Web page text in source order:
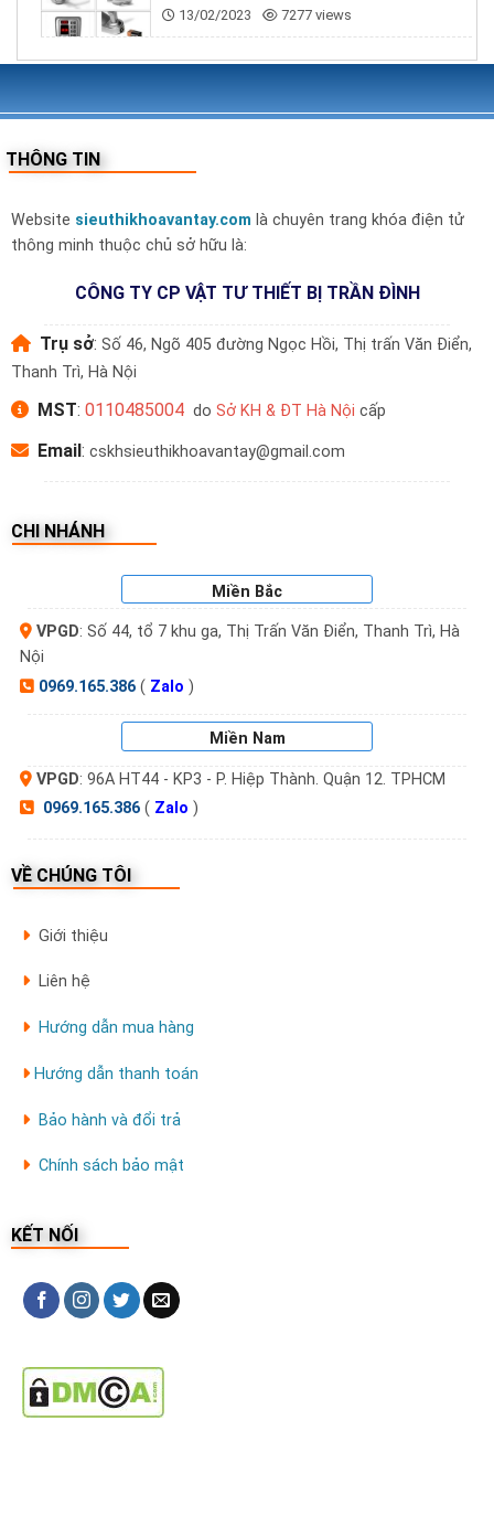
13/02/2023 7277 views
THÔNG TIN
Website sieuthikhoavantay.com là chuyên trang khóa điện tử
thông minh thuộc chủ sở hữu là:
CÔNG TY CP VẬT TƯ THIẾT BỊ TRẦN ĐÌNH
Trụ sở: Số 46, Ngõ 405 đường Ngọc Hồi, Thị trấn Văn Điển,
Thanh Trì, Hà Nội
MST: 0110485004do Sở KH & ĐT Hà Nội cấp
Email : cskhsieuthikhoavantay@gmail.com
CHI NHÁNH
Miền Bắc
VPGD: Số 44, tổ 7 khu ga, Thị Trấn Văn Điển, Thanh Trì, Hà
Nội
0969.165.386( Zalo )
Miền Nam
VPGD: 96A HT44 - KP3 - P. Hiệp Thành. Quận 12. TPHCM
0969.165.386( Zalo )
VỀ CHÚNG TÔI
Giới thiệu
Liên hệ
Hướng dẫn mua hàng
Hướng dẫn thanh toán
Bảo hành và đổi trả
Chính sách bảo mật
KẾT NỐI